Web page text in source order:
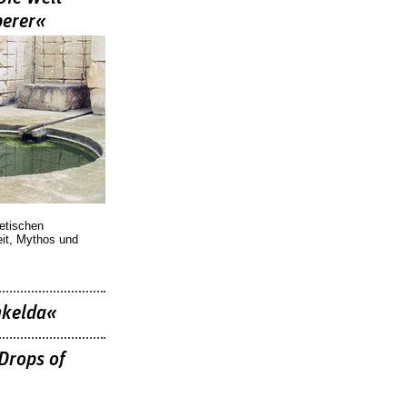
Mythos und
of